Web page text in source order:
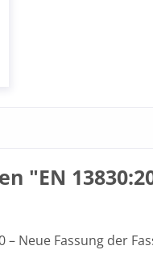
"EN
– Neue Fassung der